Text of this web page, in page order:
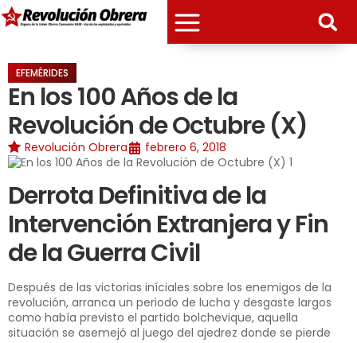
EFEMÉRIDES
En los 100 Años de la
Revolución de Octubre (X)
Revolución Obrera febrero 6, 2018
Derrota Definitiva de la
Intervención Extranjera y Fin
de la Guerra Civil
Después de las victorias iníciales sobre los enemigos de la
revolución, arranca un periodo de lucha y desgaste largos
como había previsto el partido bolchevique, aquella
situación se asemejó al juego del ajedrez donde se pierde